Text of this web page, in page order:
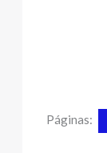
Páginas: